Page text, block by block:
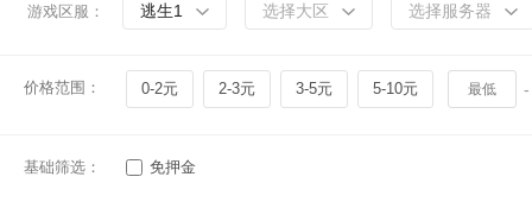
游戏区服： 逃生1 选择大区 选择服务器
价格范围： 0-2元 2-3元 3-5元 5-10元 -
基础筛选： 免押金